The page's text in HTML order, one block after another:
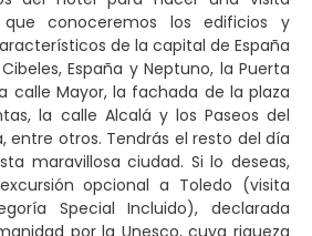
conoceremos los edificios y
de la capital de España
España y Neptuno, la Puerta
calle Mayor, la fachada de la plaza
la calle Alcalá y los Paseos del
entre otros. Tendrás el resto del día
maravillosa ciudad. Si lo deseas,
opcional a Toledo (visita
Special Incluido), declarada